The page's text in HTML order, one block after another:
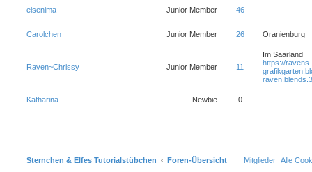
Junior Member
elsenima 46
Junior Member
Carolchen 26 Oranienburg
Junior Member
Raven~Chrissy 11
Im Saarland
https://ravens-
raven.blends.3
Newbie
Katharina 0
Sternchen & Elfes Tutorialstübchen Foren-Übersicht Alle
Mitglieder